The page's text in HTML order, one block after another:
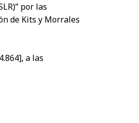
por las
de Kits y Morrales
a las